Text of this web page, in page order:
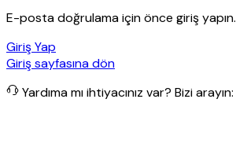
E-posta doğrulama için önce giriş yapın.
Giriş Yap
Giriş sayfasına dön
Yardıma mı ihtiyacınız var? Bizi arayın: